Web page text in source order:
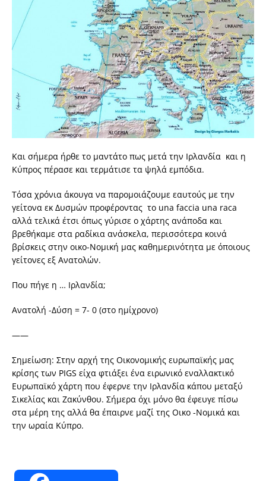
Και σήμερα ήρθε το μαντάτο πως μετά την Ιρλανδία και η
Κύπρος πέρασε και τερμάτισε τα ψηλά εμπόδια.
Τόσα χρόνια άκουγα να παρομοιάζουμε εαυτούς με την
γείτονα εκ Δυσμών προφέροντας το una faccia una raca
αλλά τελικά έτσι όπως γύρισε ο χάρτης ανάποδα και
βρεθήκαμε στα ραδίκια ανάσκελα, περισσότερα κοινά
βρίσκεις στην οικο-Νομική μας καθημερινότητα με όποιους
γείτονες εξ Ανατολών.
Που πήγε η … Ιρλανδία;
Ανατολή -Δύση = 7- 0 (στο ημίχρονο)
——
Σημείωση: Στην αρχή της Οικονομικής ευρωπαϊκής μας
κρίσης των PIGS είχα φτιάξει ένα ειρωνικό εναλλακτικό
Ευρωπαϊκό χάρτη που έφερνε την Ιρλανδία κάπου μεταξύ
Σικελίας και Ζακύνθου. Σήμερα όχι μόνο θα έφευγε πίσω
στα μέρη της αλλά θα έπαιρνε μαζί της Οικο -Νομικά και
την ωραία Κύπρο.